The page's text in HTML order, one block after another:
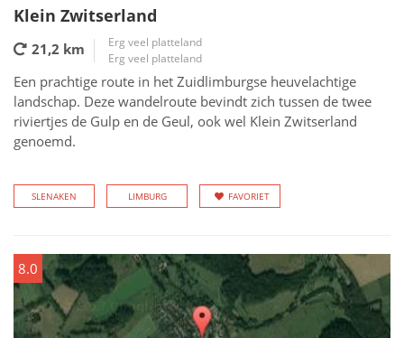
Klein Zwitserland
21,2 km
Erg veel platteland
Erg veel platteland
Een prachtige route in het Zuidlimburgse heuvelachtige
landschap. Deze wandelroute bevindt zich tussen de twee
riviertjes de Gulp en de Geul, ook wel Klein Zwitserland
genoemd.
SLENAKEN LIMBURG FAVORIET
8.0